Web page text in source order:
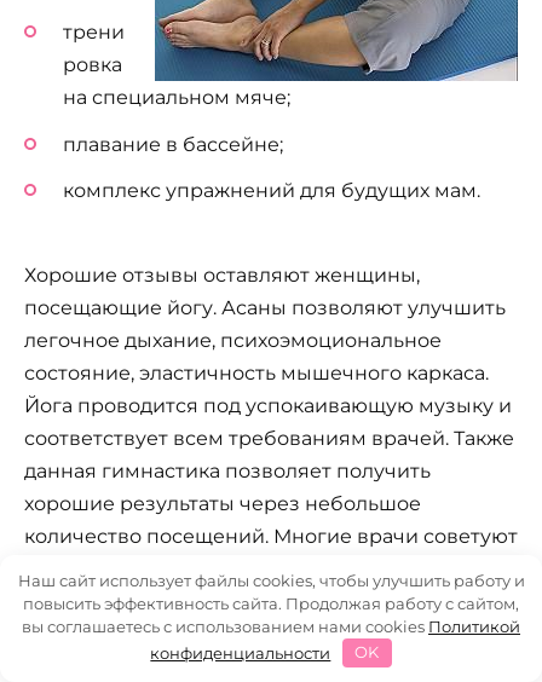
трени
ровка
на специальном мяче;
плавание в бассейне;
комплекс упражнений для будущих мам.
Хорошие отзывы оставляют женщины,
посещающие йогу. Асаны позволяют улучшить
легочное дыхание, психоэмоциональное
состояние, эластичность мышечного каркаса.
Йога проводится под успокаивающую музыку и
соответствует всем требованиям врачей. Также
данная гимнастика позволяет получить
хорошие результаты через небольшое
количество посещений. Многие врачи советуют
ходить на йогу со второго триместра. Такие
пациентки хорошо переносят периодические
схватки. Снижается риск получения разрывов в
ходе родовой деятельности.
Наш сайт использует файлы cookies, чтобы улучшить работу и
повысить эффективность сайта. Продолжая работу с сайтом,
вы соглашаетесь с использованием нами cookies Политикой
конфиденциальности
OK